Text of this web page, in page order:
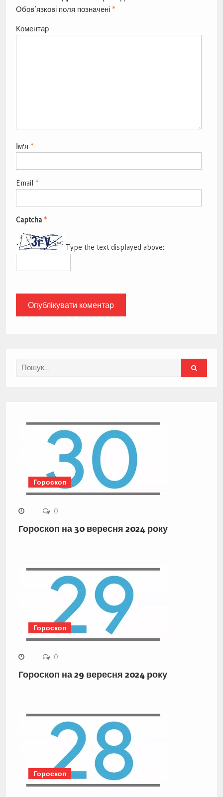
Обов’язкові поля позначені *
Коментар
Ім'я *
Email *
Captcha *
Type the text displayed above:
Search
for:
Гороскоп
0
Гороскоп на 30 вересня 2024 року
Гороскоп
0
Гороскоп на 29 вересня 2024 року
Гороскоп